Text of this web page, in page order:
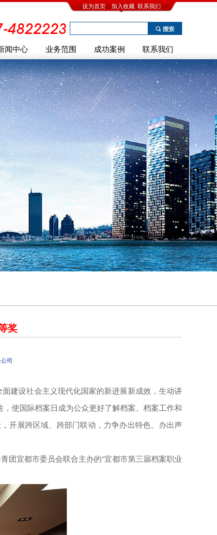
设为首页 加入收藏 联系我们
闻中心 业务范围 成功案例 联系我们
奖
司
建设社会主义现代化国家的新进展新成效，生动讲
使国际档案日成为公众更好了解档案、档案工作和
开展跨区域、跨部门联动，力争办出特色、办出声
团宜都市委员会联合主办的“宜都市第三届档案职业